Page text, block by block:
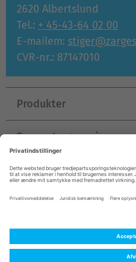
2620 Albertslund
Tel.: + 45-43-64 02 00
E-mailem:
CVR-nr.: 87147010
Produkter
Support og service
Virksomhed
Almindelige forretningsbetingelser